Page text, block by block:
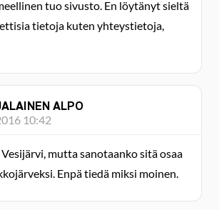
tuo sivusto. En löytänyt sieltä
tietoja kuten yhteystietoja,
ALPO
10:42
mutta sanotaanko sitä osaa
Enpä tiedä miksi moinen.